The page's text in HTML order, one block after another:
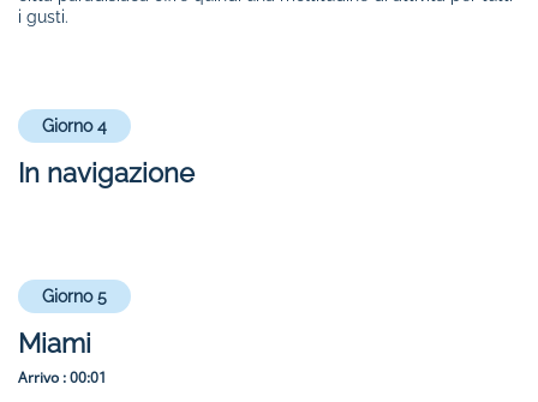
i gusti.
Giorno 4
In navigazione
Giorno 5
Miami
Arrivo :00:01